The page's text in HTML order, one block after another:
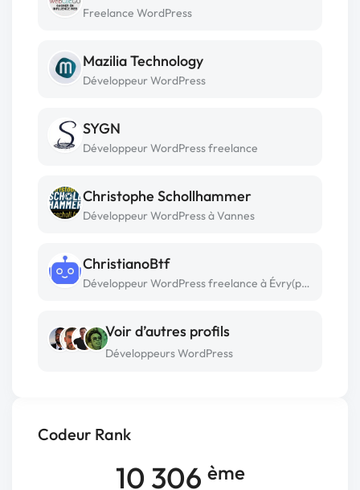
Codeur Rank
10 306 ème
Freelance WordPress
Mazilia Technology
Développeur WordPress
SYGN
Développeur WordPress freelance
Christophe Schollhammer
Développeur WordPress à Vannes
ChristianoBtf
Développeur WordPress freelance à Évry(paris)
Voir d’autres profils
Développeurs WordPress